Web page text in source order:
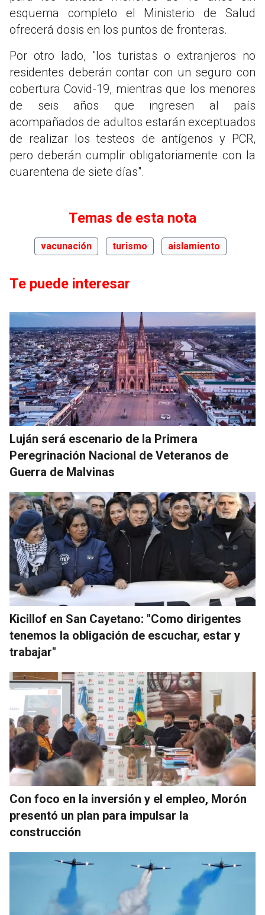
esquema completo el Ministerio de Salud
ofrecerá dosis en los puntos de fronteras.
Por otro lado, "los turistas o extranjeros no
residentes deberán contar con un seguro con
cobertura Covid-19, mientras que los menores
de seis años que ingresen al país
acompañados de adultos estarán exceptuados
de realizar los testeos de antígenos y PCR,
pero deberán cumplir obligatoriamente con la
cuarentena de siete días".
Temas de esta nota
vacunación turismo aislamiento
Te puede interesar
Luján será escenario de la Primera
Peregrinación Nacional de Veteranos de
Guerra de Malvinas
Kicillof en San Cayetano: "Como dirigentes
tenemos la obligación de escuchar, estar y
trabajar"
Con foco en la inversión y el empleo, Morón
presentó un plan para impulsar la
construcción